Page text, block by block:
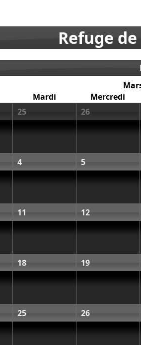
Refuge
Mardi
Mercredi
25 26
4 5
11 12
18 19
25 26